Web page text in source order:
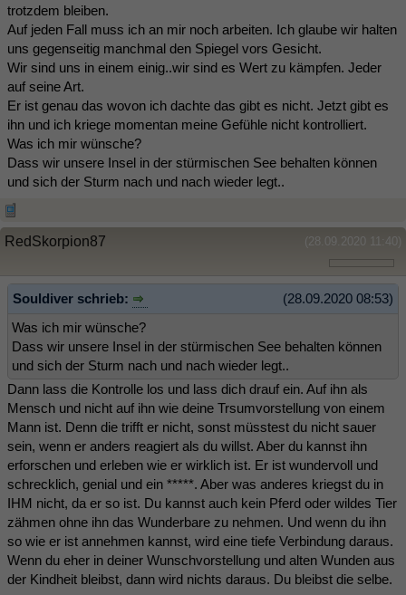
trotzdem bleiben.
Auf jeden Fall muss ich an mir noch arbeiten. Ich glaube wir halten
uns gegenseitig manchmal den Spiegel vors Gesicht.
Wir sind uns in einem einig..wir sind es Wert zu kämpfen. Jeder
auf seine Art.
Er ist genau das wovon ich dachte das gibt es nicht. Jetzt gibt es
ihn und ich kriege momentan meine Gefühle nicht kontrolliert.
Was ich mir wünsche?
Dass wir unsere Insel in der stürmischen See behalten können
und sich der Sturm nach und nach wieder legt..
(28.09.2020 11:40)
RedSkorpion87
(28.09.2020 08:53)
Souldiver schrieb:
Was ich mir wünsche?
Dass wir unsere Insel in der stürmischen See behalten können
und sich der Sturm nach und nach wieder legt..
Dann lass die Kontrolle los und lass dich drauf ein. Auf ihn als
Mensch und nicht auf ihn wie deine Trsumvorstellung von einem
Mann ist. Denn die trifft er nicht, sonst müsstest du nicht sauer
sein, wenn er anders reagiert als du willst. Aber du kannst ihn
erforschen und erleben wie er wirklich ist. Er ist wundervoll und
schrecklich, genial und ein *****. Aber was anderes kriegst du in
IHM nicht, da er so ist. Du kannst auch kein Pferd oder wildes Tier
zähmen ohne ihn das Wunderbare zu nehmen. Und wenn du ihn
so wie er ist annehmen kannst, wird eine tiefe Verbindung daraus.
Wenn du eher in deiner Wunschvorstellung und alten Wunden aus
der Kindheit bleibst, dann wird nichts daraus. Du bleibst die selbe.